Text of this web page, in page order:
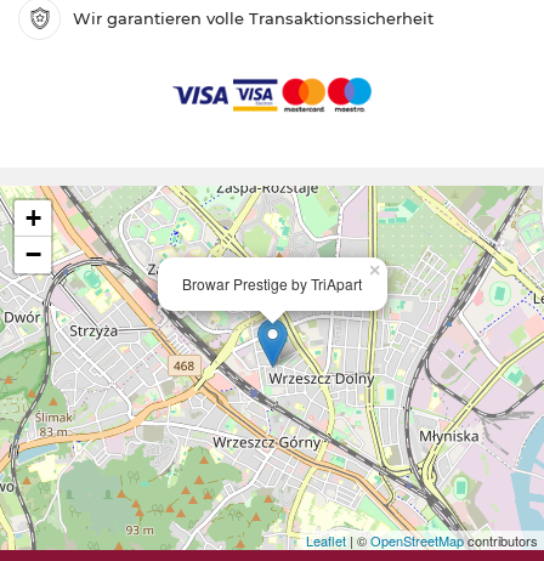
Wir garantieren volle Transaktionssicherheit
Browar Prestige by TriApart
×
+
−
Leaflet | ©OpenStreetMapcontributors